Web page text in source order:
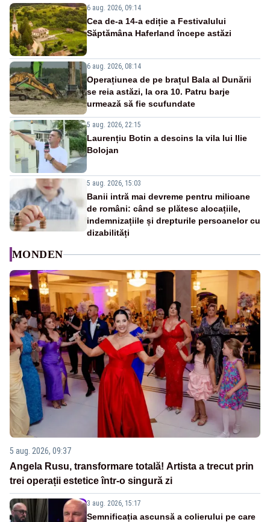
6 aug. 2026, 09:14
Cea de-a 14-a ediție a Festivalului
Săptămâna Haferland începe astăzi
6 aug. 2026, 08:14
Operațiunea de pe brațul Bala al Dunării
se reia astăzi, la ora 10. Patru barje
urmează să fie scufundate
5 aug. 2026, 22:15
Laurențiu Botin a descins la vila lui Ilie
Bolojan
5 aug. 2026, 15:03
Banii intră mai devreme pentru milioane
de români: când se plătesc alocațiile,
indemnizațiile și drepturile persoanelor cu
dizabilități
MONDEN
5 aug. 2026, 09:37
Angela Rusu, transformare totală! Artista a trecut prin
trei operații estetice într-o singură zi
3 aug. 2026, 15:17
Semnificația ascunsă a colierului pe care